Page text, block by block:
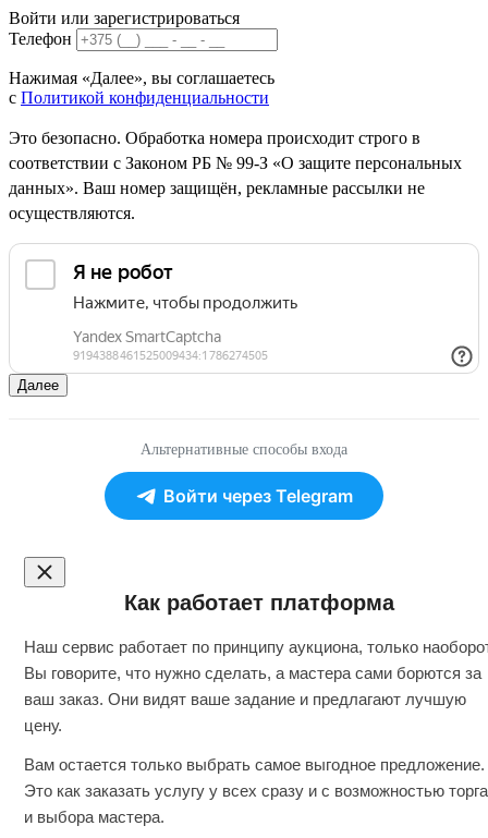
Войти или зарегистрироваться
Телефон
Нажимая «Далее», вы соглашаетесь
с Политикой конфиденциальности
Это безопасно. Обработка номера происходит строго в
соответствии с Законом РБ № 99-З «О защите персональных
данных». Ваш номер защищён, рекламные рассылки не
осуществляются.
Далее
Альтернативные способы входа
Войти через Telegram
Как работает платформа
Наш сервис работает по принципу аукциона, только
Вы говорите, что нужно сделать, а мастера сами борются за
ваш заказ. Они видят ваше задание и предлагают лучшую
цену.
Вам остается только выбрать самое выгодное предложение.
Это как заказать услугу у всех сразу и с возможностью торга
и выбора мастера.